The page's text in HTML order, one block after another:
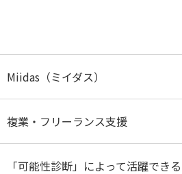
Miidas（ミイダス）
複業・フリーランス支援
「可能性診断」によって活躍でき